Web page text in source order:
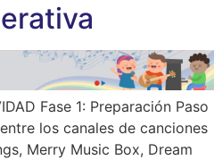
Fase 1: Preparación Paso
los canales de canciones
Merry Music Box, Dream